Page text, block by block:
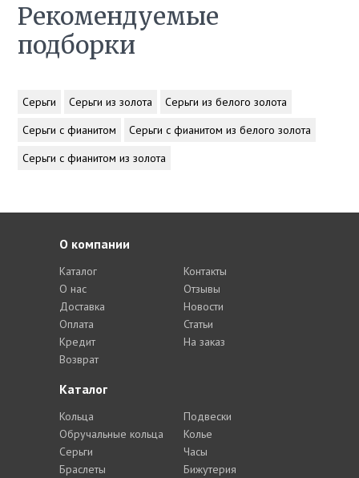
Рекомендуемые
подборки
Серьги Серьги из золота
Серьги из белого золота
Серьги с фианитом
Серьги с фианитом из белого золота
Серьги с фианитом из золота
Каталог
Кольца
Обручальные кольца
Серьги
Браслеты
Подвески
Колье
Часы
Бижутерия
О компании
Каталог
О нас
Доставка
Оплата
Кредит
Возврат
Контакты
Отзывы
Новости
Статьи
На заказ